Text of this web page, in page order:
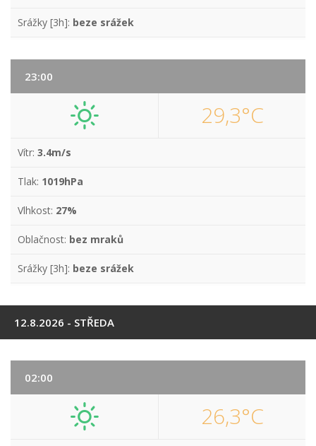
Srážky [3h]: beze srážek
23:00
29,3°C
Vítr: 3.4m/s
Tlak: 1019hPa
Vlhkost: 27%
Oblačnost: bez mraků
Srážky [3h]: beze srážek
12.8.2026 - STŘEDA
02:00
26,3°C